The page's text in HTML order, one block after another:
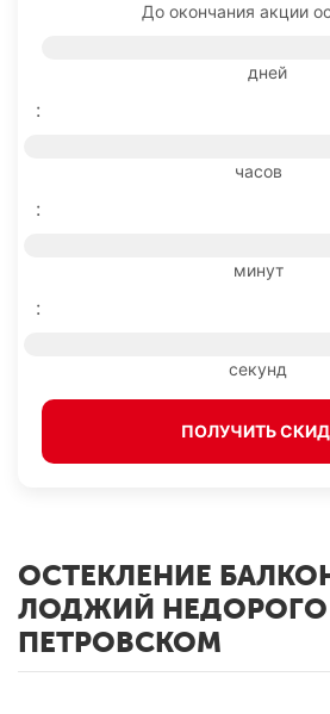
До окончания акции
дней
:
часов
:
минут
:
секунд
ПОЛУЧИТЬ
ОСТЕКЛЕНИЕ
ЛОДЖИЙ
ПЕТРОВСКОМ